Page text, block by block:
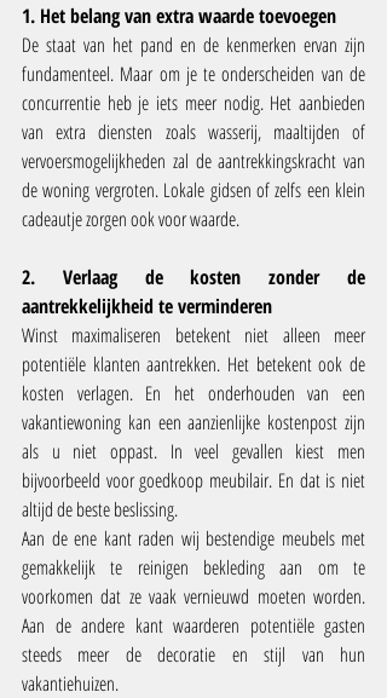
1. Het belang van extra waarde toevoegen
De staat van het pand en de kenmerken ervan zijn
fundamenteel. Maar om je te onderscheiden van de
concurrentie heb je iets meer nodig. Het aanbieden
van extra diensten zoals wasserij, maaltijden of
vervoersmogelijkheden zal de aantrekkingskracht van
de woning vergroten. Lokale gidsen of zelfs een klein
cadeautje zorgen ook voor waarde.
2. Verlaag de kosten zonder de
aantrekkelijkheid te verminderen
Winst maximaliseren betekent niet alleen meer
potentiële klanten aantrekken. Het betekent ook de
kosten verlagen. En het onderhouden van een
vakantiewoning kan een aanzienlijke kostenpost zijn
als u niet oppast. In veel gevallen kiest men
bijvoorbeeld voor goedkoop meubilair. En dat is niet
altijd de beste beslissing.
Aan de ene kant raden wij bestendige meubels met
gemakkelijk te reinigen bekleding aan om te
voorkomen dat ze vaak vernieuwd moeten worden.
Aan de andere kant waarderen potentiële gasten
steeds meer de decoratie en stijl van hun
vakantiehuizen.